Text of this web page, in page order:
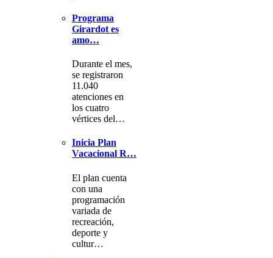
Programa
Girardot es
amo…
Durante el mes,
se registraron
11.040
atenciones en
los cuatro
vértices del…
Inicia Plan
Vacacional R…
El plan cuenta
con una
programación
variada de
recreación,
deporte y
cultur…